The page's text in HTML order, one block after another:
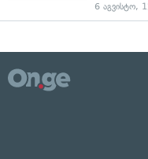
6 აგვისტო,